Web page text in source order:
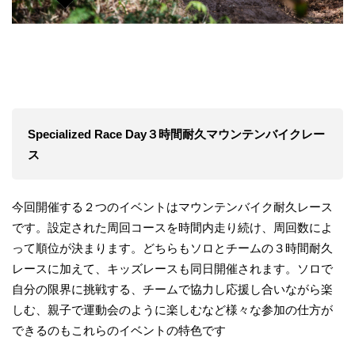
Specialized Race Day３時間耐久マウンテンバイクレー
ス
今回開催する２つのイベントはマウンテンバイク耐久レース
です。設定された周回コースを時間内走り続け、周回数によ
って順位が決まります。どちらもソロとチームの３時間耐久
レースに加えて、キッズレースも同日開催されます。ソロで
自分の限界に挑戦する、チームで協力し応援し合いながら楽
しむ、親子で運動会のように楽しむなど様々な参加の仕方が
できるのもこれらのイベントの特色です